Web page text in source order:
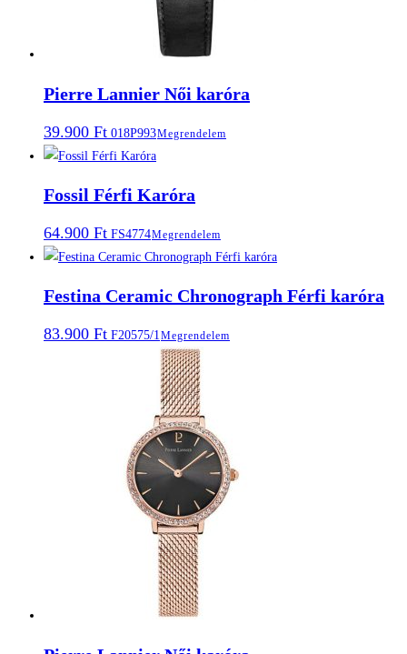
Pierre Lannier Női karóra
39.900 Ft 018P993Megrendelem
Fossil Férfi Karóra
64.900 Ft FS4774Megrendelem
Festina Ceramic Chronograph Férfi karóra
83.900 Ft F20575/1 Megrendelem